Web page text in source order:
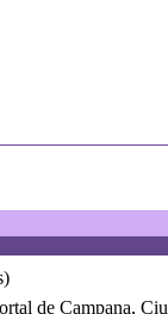
de Campana,